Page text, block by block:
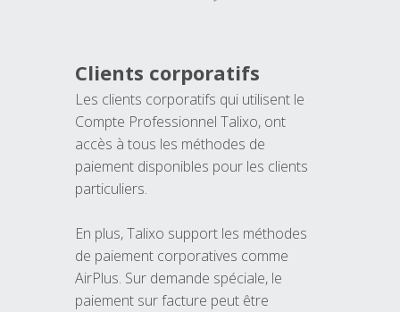
Clients corporatifs
Les clients corporatifs qui utilisent le
Compte Professionnel Talixo, ont
accès à tous les méthodes de
paiement disponibles pour les clients
particuliers.
En plus, Talixo support les méthodes
de paiement corporatives comme
AirPlus. Sur demande spéciale, le
paiement sur facture peut être